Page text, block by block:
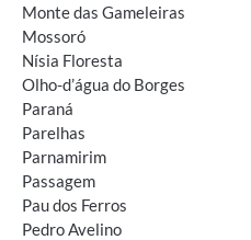
Monte das Gameleiras
Mossoró
Nísia Floresta
Olho-d’água do Borges
Paraná
Parelhas
Parnamirim
Passagem
Pau dos Ferros
Pedro Avelino